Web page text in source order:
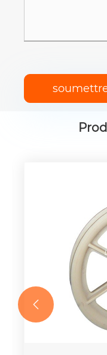
